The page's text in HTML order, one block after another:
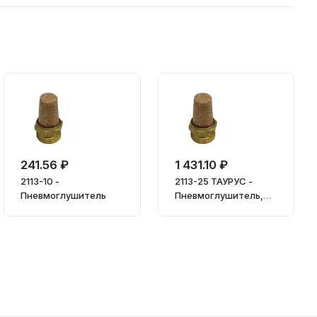
241.56 ₽
2113-10 -
Пневмоглушитель
1 431.10 ₽
2113-25 ТАУРУС -
Пневмоглушитель,